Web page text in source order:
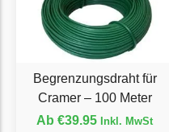
Ecovacs Messer
Einhell
Begrenzungsdraht
Etesia
Begrenzungsdraht für
Cramer – 100 Meter
Ab €39.95 Inkl. MwSt